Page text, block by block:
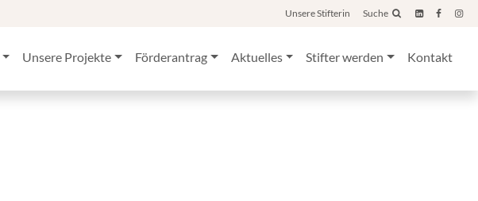
Unsere Stifterin Suche
Unsere Projekte Förderantrag Aktuelles Stifter werden Kontakt